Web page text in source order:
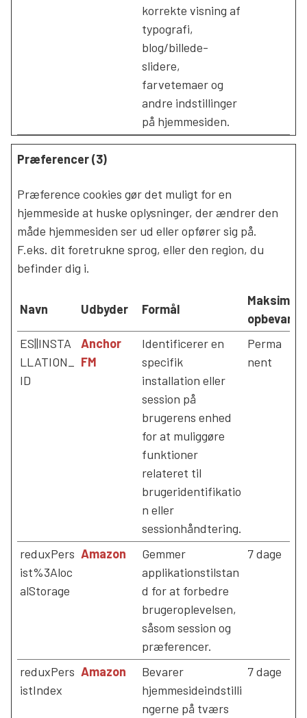
korrekte visning af
typografi,
blog/billede-
slidere,
farvetemaer og
andre indstillinger
på hjemmesiden.
Præferencer (3)
Præference cookies gør det muligt for en
hjemmeside at huske oplysninger, der ændrer den
måde hjemmesiden ser ud eller opfører sig på.
F.eks. dit foretrukne sprog, eller den region, du
befinder dig i.
Navn Udbyder Formål
Maksimal
ES||INSTA
LLATION_
ID
Anchor
FM
Identificerer en
specifik
installation eller
session på
brugerens enhed
for at muliggøre
funktioner
relateret til
brugeridentifikatio
n eller
sessionhåndtering.
Perma
nent
reduxPers
ist%3Aloc
alStorage
Amazon
Gemmer
applikationstilstan
d for at forbedre
brugeroplevelsen,
såsom session og
præferencer.
7 dage
reduxPers
istIndex
Amazon
Bevarer
hjemmesideindstilli
ngerne på tværs
7 dage